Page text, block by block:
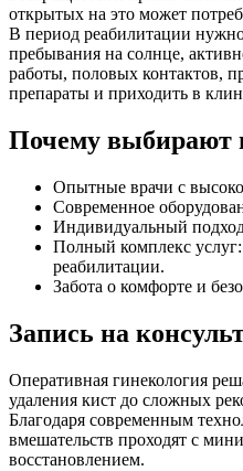
открытых на это может
В период реабилитации нужно
пребывания на солнце,
работы, половых контактов,
препараты и приходить в
Почему выбирают
Опытные врачи с
Современное
Индивидуальный
Полный комплекс
реабилитации.
Забота о комфорте и
Запись на
Оперативная гинекология
удаления кист до сложных
Благодаря современным
вмешательств проходят с
восстановлением.